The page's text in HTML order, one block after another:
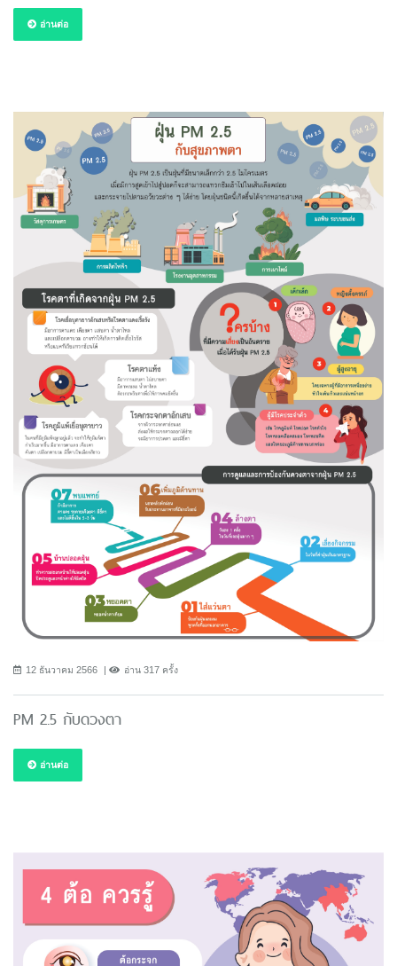
อ่านต่อ
12 ธันวาคม 2566 อ่าน 317 ครั้ง
PM 2.5 กับดวงตา
อ่านต่อ